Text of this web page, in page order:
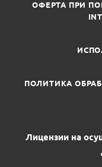
ОФЕРТА ПРИ
ПОЛИТИКА
Лицензии на